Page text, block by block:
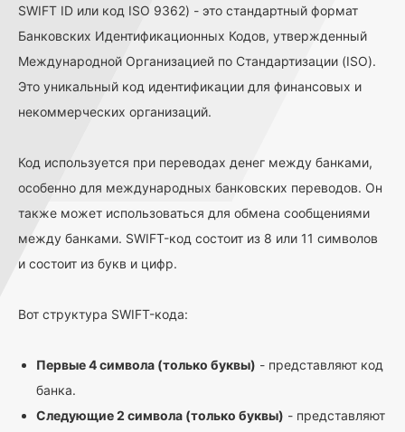
SWIFT ID или код ISO 9362) - это стандартный формат
Банковских Идентификационных Кодов, утвержденный
Международной Организацией по Стандартизации (ISO).
Это уникальный код идентификации для финансовых и
некоммерческих организаций.
Код используется при переводах денег между банками,
особенно для международных банковских переводов. Он
также может использоваться для обмена сообщениями
между банками. SWIFT-код состоит из 8 или 11 символов
и состоит из букв и цифр.
Вот структура SWIFT-кода:
Первые 4 символа (только буквы) - представляют код
банка.
Следующие 2 символа (только буквы) - представляют